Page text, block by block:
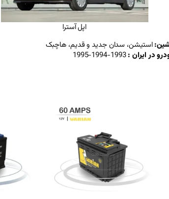
اپل آسترا
استیشن، سدان جدید و قدیم، هاچبک
در ایران :1993-1994-1995